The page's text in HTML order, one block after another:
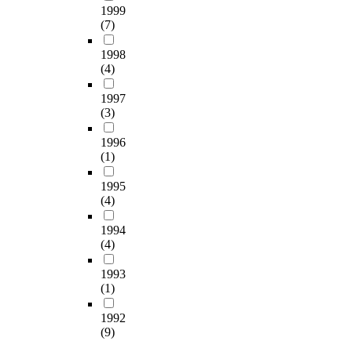
1999
(7)
1998
(4)
1997
(3)
1996
(1)
1995
(4)
1994
(4)
1993
(1)
1992
(9)